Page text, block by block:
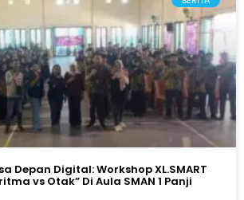
Depan Digital: Workshop XL.SMART
vs Otak” Di Aula SMAN 1 Panji